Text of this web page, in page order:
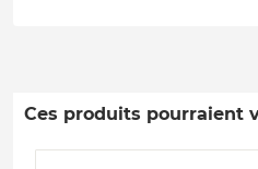
Ces produits pourraient